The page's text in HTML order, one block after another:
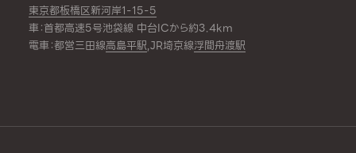
東京都板橋区新河岸1-15-5
車：首都高速5号池袋線 中台ICから約3.4km
電車：都営三田線高島平駅,JR埼京線浮間舟渡駅